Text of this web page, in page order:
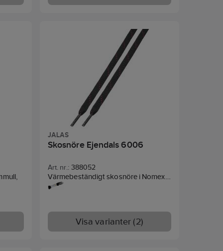
det
med 6 par skosnören, packade parvis
Platt skosnöre i vaxad bomull
Finns i olika färger och varierande
Levereras i displaykartong
JALAS
Skosnöre Ejendals 6006
Art. nr.: 388052
Värmebeständigt skosnöre i Nomex.
150 cm
Visa varianter (2)